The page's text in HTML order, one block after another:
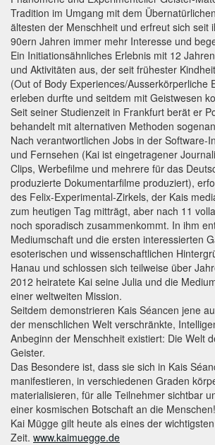
Tradition im Umgang mit dem
ältesten der Menschheit und erfreut sich seit
90ern Jahren immer mehr Interesse und
Ein Initiationsähnliches Erlebnis mit 12
und Aktivitäten aus, der seit frühester
(Out of Body Experiences/Ausserkörperliche
erleben durfte und seitdem mit Geistwesen
Seit seiner Studienzeit in Frankfurt berät er
behandelt mit alternativen Methoden
Nach verantwortlichen Jobs in der Software-
und Fernsehen (Kai ist eingetragener
Clips, Werbefilme und mehrere für das
produzierte Dokumentarfilme produziert),
des Felix-Experimental-Zirkels, der Kais
zum heutigen Tag mitträgt, aber nach 11
noch sporadisch zusammenkommt. In ihm
Mediumschaft und die ersten interessierten
esoterischen und wissenschaftlichen
Hanau und schlossen sich teilweise über
2012 heiratete Kai seine Julia und die
einer weltweiten Mission.
Seitdem demonstrieren Kais Séancen jene
der menschlichen Welt verschränkte,
Anbeginn der Menschheit existiert: Die Welt
Geister.
Das Besondere ist, dass sie sich in Kais
manifestieren, in verschiedenen Graden
materialisieren, für alle Teilnehmer sichtbar
einer kosmischen Botschaft an die Menschen!
Kai Mügge gilt heute als eines der
Zeit. www.kaimuegge.de